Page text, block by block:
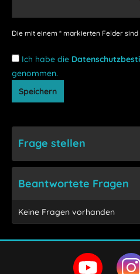
Die mit einem * markierten Felder
Ich habe die
genommen.
Speichern
Frage stellen
Beantwortete Fragen
Keine Fragen vorhanden